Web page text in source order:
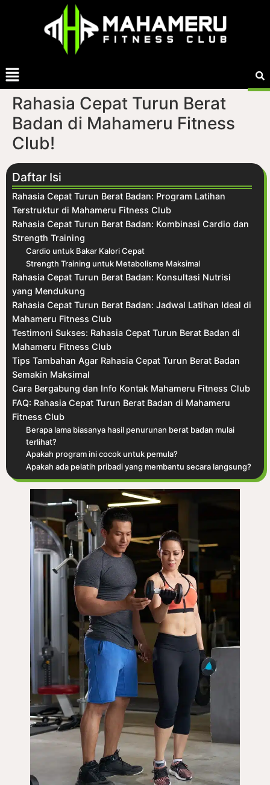
Rahasia Cepat Turun Berat
Badan di Mahameru Fitness
Club!
Daftar Isi
Rahasia Cepat Turun Berat Badan: Program Latihan
Terstruktur di Mahameru Fitness Club
Rahasia Cepat Turun Berat Badan: Kombinasi Cardio dan
Strength Training
Cardio untuk Bakar Kalori Cepat
Strength Training untuk Metabolisme Maksimal
Rahasia Cepat Turun Berat Badan: Konsultasi Nutrisi
yang Mendukung
Rahasia Cepat Turun Berat Badan: Jadwal Latihan Ideal di
Mahameru Fitness Club
Testimoni Sukses: Rahasia Cepat Turun Berat Badan di
Mahameru Fitness Club
Tips Tambahan Agar Rahasia Cepat Turun Berat Badan
Semakin Maksimal
Cara Bergabung dan Info Kontak Mahameru Fitness Club
FAQ: Rahasia Cepat Turun Berat Badan di Mahameru
Fitness Club
Berapa lama biasanya hasil penurunan berat badan mulai
terlihat?
Apakah program ini cocok untuk pemula?
Apakah ada pelatih pribadi yang membantu secara langsung?